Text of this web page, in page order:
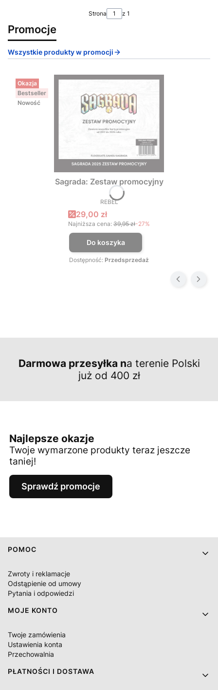
Strona z 1
Promocje
Wszystkie produkty w promocji
Okazja
Bestseller
Nowość
Sagrada: Zestaw promocyjny
PRODUCENT
REBEL
Cena promocyjna
29,00 zł
Najniższa cena: 39,95 zł-27%
Do koszyka
Dostępność: Przedsprzedaż
Darmowa przesyłka na terenie Polski
już od 400 zł
Najlepsze okazje
Twoje wymarzone produkty teraz jeszcze
taniej!
Sprawdź promocje
Linki w stopce
POMOC
Zwroty i reklamacje
Odstąpienie od umowy
Pytania i odpowiedzi
MOJE KONTO
Twoje zamówienia
Ustawienia konta
Przechowalnia
PŁATNOŚCI I DOSTAWA